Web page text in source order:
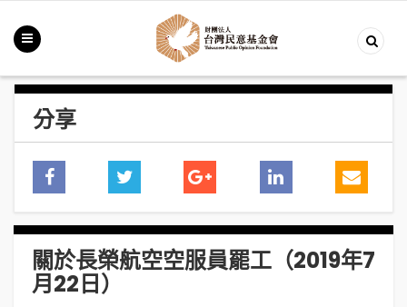
分享
關於長榮航空空服員罷工（2019年7
月22日）